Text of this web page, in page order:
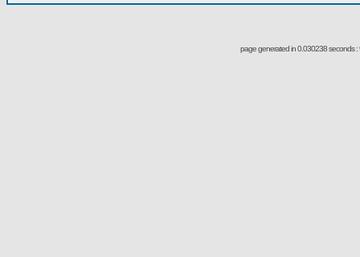
page generated in 0.030238 seconds :